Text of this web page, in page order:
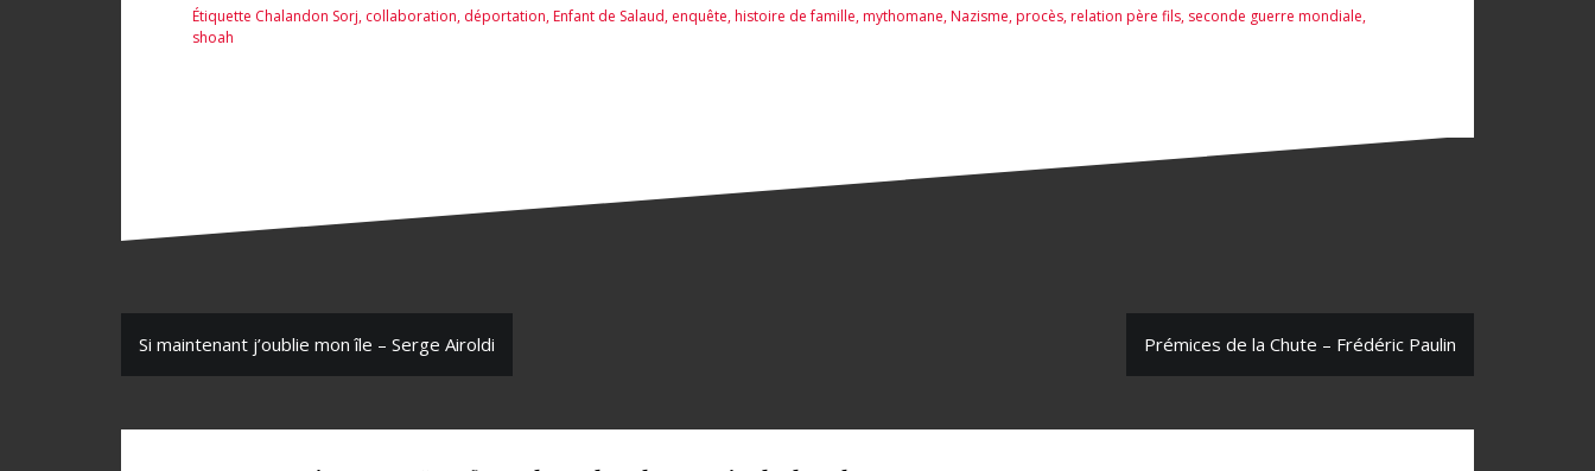
Schneck
Étiquette Chalandon Sorj, collaboration, déportation,Enfant de Salaud, enquête,histoire de famille,mythomane,Nazisme,procès,relation père fils, seconde guerre mondiale,
shoah
N
v
Si maintenant j’oublie mon île – Serge Airoldi Prémices de la Chute – Frédéric Paulin